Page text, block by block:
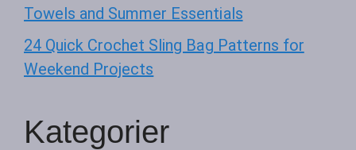
Towels and Summer Essentials
24 Quick Crochet Sling Bag Patterns for
Weekend Projects
Kategorier